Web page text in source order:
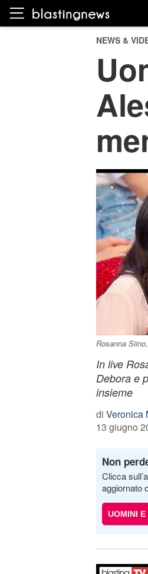
NEWS &
Rosanna
In live
Debora e
insieme
di Veronica
13 giugno
Non
Clicca
aggiornato
UOMINI E